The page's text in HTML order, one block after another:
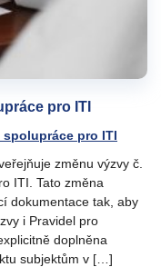
pro ITI
spolupráce pro ITI
změnu výzvy č.
ITI. Tato změna
dokumentace tak, aby
i Pravidel pro
doplněna
subjektům v […]